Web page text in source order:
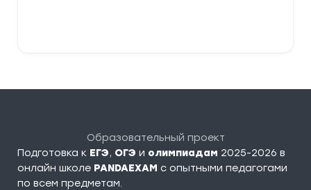
Образовательный проект
Подготовка к ЕГЭ, ОГЭ и олимпиадам 2025-2026 в
онлайн школе PANDAEXAM c опытными педагогами
по всем предметам.